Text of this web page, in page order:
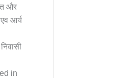
और
आर्य
in